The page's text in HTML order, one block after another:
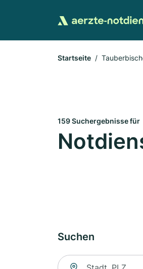
Startseite
159 Suchergebnisse für
Suchen
Suche nach Ort